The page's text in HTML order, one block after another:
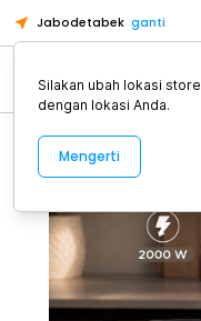
Jabodetabek ganti
Alat Kopi
Silakan ubah lokasi
dengan lokasi Anda.
Mengerti